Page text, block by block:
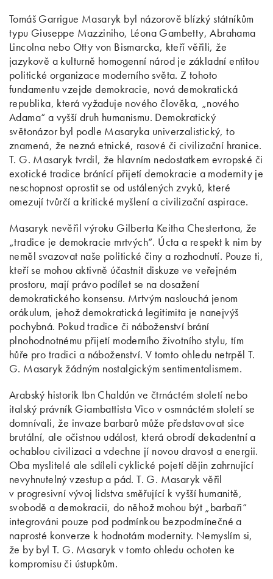
Tomáš Garrigue Masaryk byl názorově blízký státníkům
typu Giuseppe Mazziniho, Léona Gambetty, Abrahama
Lincolna nebo Otty von Bismarcka, kteří věřili, že
jazykově a kulturně homogenní národ je základní entitou
politické organizace moderního světa. Z tohoto
fundamentu vzejde demokracie, nová demokratická
republika, která vyžaduje nového člověka, „nového
Adama“ a vyšší druh humanismu. Demokratický
světonázor byl podle Masaryka univerzalistický, to
znamená, že nezná etnické, rasové či civilizační hranice.
T. G. Masaryk tvrdil, že hlavním nedostatkem evropské či
exotické tradice bránící přijetí demokracie a modernity je
neschopnost oprostit se od ustálených zvyků, které
omezují tvůrčí a kritické myšlení a civilizační aspirace.
Masaryk nevěřil výroku Gilberta Keitha Chestertona, že
„tradice je demokracie mrtvých“. Úcta a respekt k nim by
neměl svazovat naše politické činy a rozhodnutí. Pouze ti,
kteří se mohou aktivně účastnit diskuze ve veřejném
prostoru, mají právo podílet se na dosažení
demokratického konsensu. Mrtvým naslouchá jenom
orákulum, jehož demokratická legitimita je nanejvýš
pochybná. Pokud tradice či náboženství brání
plnohodnotnému přijetí moderního životního stylu, tím
hůře pro tradici a náboženství. V tomto ohledu netrpěl T.
G. Masaryk žádným nostalgickým sentimentalismem.
Arabský historik Ibn Chaldún ve čtrnáctém století nebo
italský právník Giambattista Vico v osmnáctém století se
domnívali, že invaze barbarů může představovat sice
brutální, ale očistnou událost, která obrodí dekadentní a
ochablou civilizaci a vdechne jí novou dravost a energii.
Oba myslitelé ale sdíleli cyklické pojetí dějin zahrnující
nevyhnutelný vzestup a pád. T. G. Masaryk věřil
v progresivní vývoj lidstva směřující k vyšší humanitě,
svobodě a demokracii, do něhož mohou být „barbaři“
integrováni pouze pod podmínkou bezpodmínečné a
naprosté konverze k hodnotám modernity. Nemyslím si,
že by byl T. G. Masaryk v tomto ohledu ochoten ke
kompromisu či ústupkům.